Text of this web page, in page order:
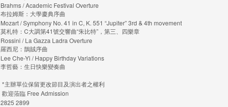
Brahms / Academic Festival Overture
布拉姆斯：大學慶典序曲
Mozart / Symphony No. 41 in C, K. 551 “Jupiter” 3rd & 4th movement
莫札特：C大調第41號交響曲“朱比特”，第三、四樂章
Rossini / La Gazza Ladra Overture
羅西尼：鵲賊序曲
Lee Che-Yi / Happy Birthday Variations
李哲藝：生日快樂變奏曲
*主辦單位保留更改節目及演出者之權利
歡迎蒞臨 Free Admission
2825 2899